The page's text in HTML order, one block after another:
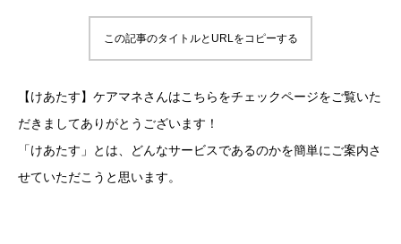
この記事のタイトルとURLをコピーする
【けあたす】ケアマネさんはこちらをチェックページをご覧いた
だきましてありがとうございます！
「けあたす」とは、どんなサービスであるのかを簡単にご案内さ
せていただこうと思います。